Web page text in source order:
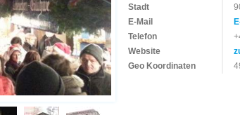
Stadt
E-Mail
Telefon
Website
Geo Koordinaten